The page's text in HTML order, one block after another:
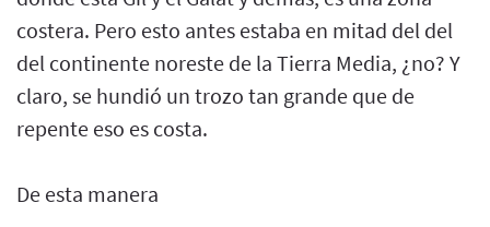
costera. Pero esto antes estaba en mitad del del
del continente noreste de la Tierra Media, ¿no? Y
claro, se hundió un trozo tan grande que de
repente eso es costa.
De esta manera